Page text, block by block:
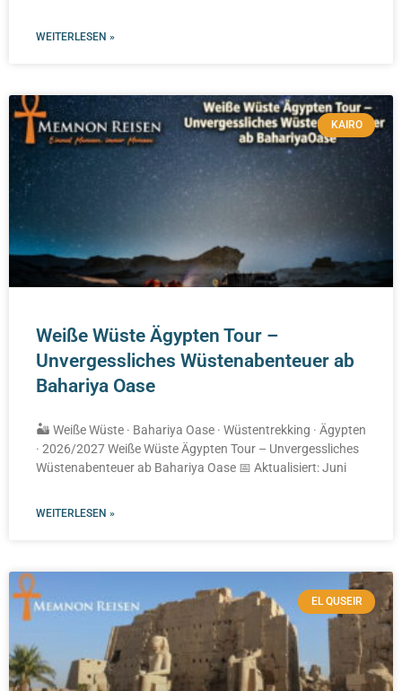
WEITERLESEN »
KAIRO
Weiße Wüste Ägypten Tour –
Unvergessliches Wüstenabenteuer ab
Bahariya Oase
🏜️ Weiße Wüste · Bahariya Oase · Wüstentrekking · Ägypten
· 2026/2027 Weiße Wüste Ägypten Tour – Unvergessliches
Wüstenabenteuer ab Bahariya Oase 📅 Aktualisiert: Juni
WEITERLESEN »
EL QUSEIR